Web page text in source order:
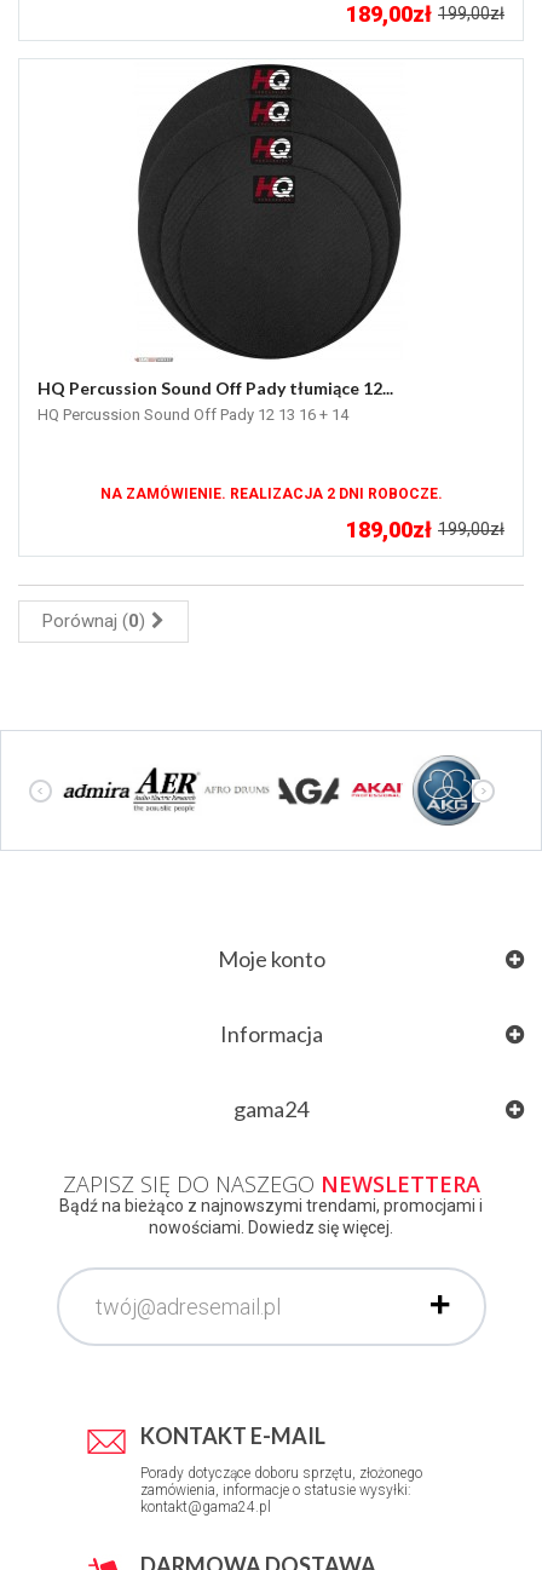
199,00zł
189,00zł
HQ Percussion Sound Off Pady tłumiące 12...
HQ Percussion Sound Off Pady 12 13 16 + 14
NA ZAMÓWIENIE. REALIZACJA 2 DNI ROBOCZE.
199,00zł
189,00zł
Porównaj (0)
Moje konto
Informacja
gama24
ZAPISZ SIĘ DO NASZEGO NEWSLETTERA
Bądź na bieżąco z najnowszymi trendami, promocjami i
nowościami. Dowiedz się więcej.
KONTAKT E-MAIL
Porady dotyczące doboru sprzętu, złożonego
zamówienia, informacje o statusie wysyłki:
kontakt@gama24.pl